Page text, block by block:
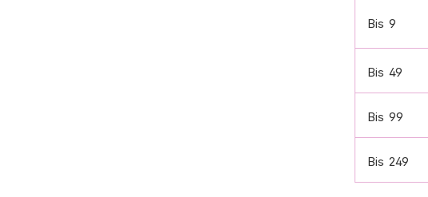
Bis 9
Bis 49
Bis 99
Bis 249